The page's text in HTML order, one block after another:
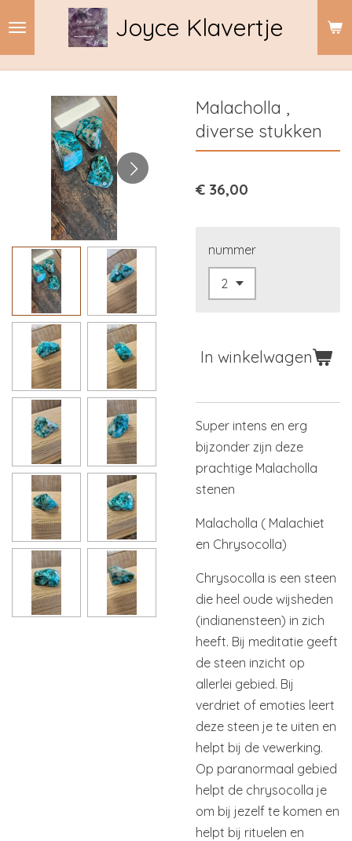
hoofdinhoud
Joyce Klavertje
Malacholla ,
diverse stukken
€ 36,00
nummer
In winkelwagen
Super intens en erg
bijzonder zijn deze
prachtige Malacholla
stenen
Malacholla ( Malachiet
en Chrysocolla)
Chrysocolla is een steen
die heel oude wijsheden
(indianensteen) in zich
heeft. Bij meditatie geeft
de steen inzicht op
allerlei gebied. Bij
verdriet of emoties leert
deze steen je te uiten en
helpt bij de vewerking.
Op paranormaal gebied
helpt de chrysocolla je
om bij jezelf te komen en
helpt bij rituelen en